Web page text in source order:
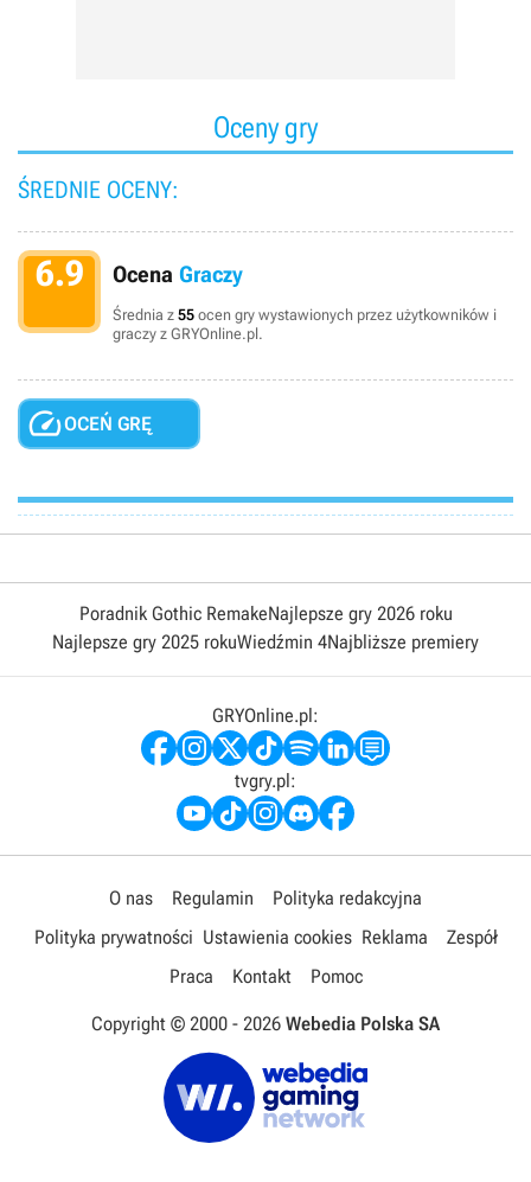
Oceny gry
ŚREDNIE OCENY:
6.9 Ocena Graczy
Średnia z 55 ocen gry wystawionych przez użytkowników i
graczy z GRYOnline.pl.
OCEŃ GRĘ
Poradnik Gothic RemakeNajlepsze gry 2026 roku
Najlepsze gry 2025 rokuWiedźmin 4Najbliższe premiery
GRYOnline.pl:
tvgry.pl:
O nas Regulamin
Polityka redakcyjna
Polityka prywatności Ustawienia cookies Reklama
Zespół
Praca
Kontakt Pomoc
Copyright © 2000 - 2026 Webedia Polska SA